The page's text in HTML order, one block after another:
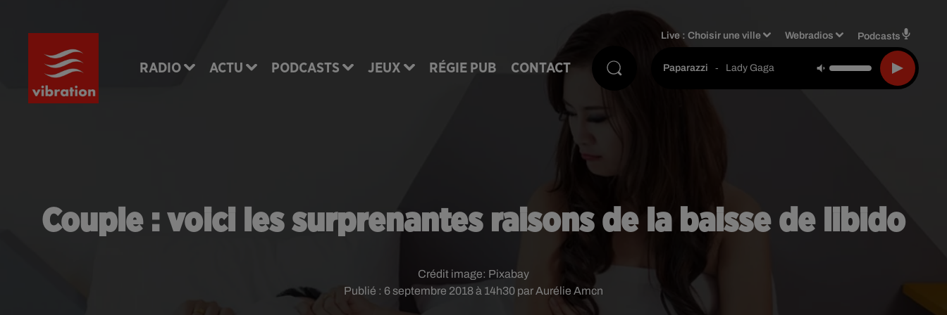
RADIO ACTU PODCASTS JEUX RÉGIE PUB CONTACT
Live :Choisir une ville Webradios Podcasts
Paparazzi - Lady Gaga
Couple : voici les surprenantes raisons de la baisse de libido
Publié : 6 septembre 2018 à 14h30 par Aurélie Amcn
Crédit image: Pixabay